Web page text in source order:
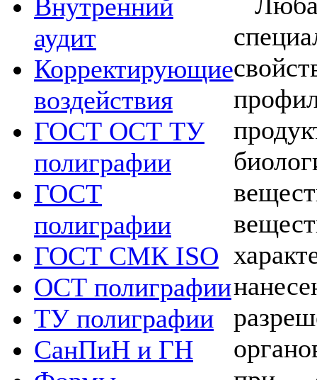
Внутренний
аудит
Корректирующие
воздействия
ГОСТ ОСТ ТУ
полиграфии
ГОСТ
полиграфии
ГОСТ СМК ISO
ОСТ полиграфии
ТУ полиграфии
СанПиН и ГН